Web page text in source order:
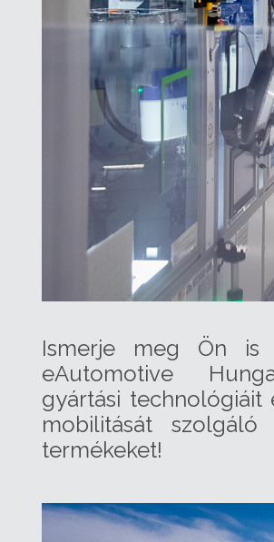
Ismerje meg Ön is
eAutomotive
gyártási technológiáit
mobilitását szolgáló
termékeket!